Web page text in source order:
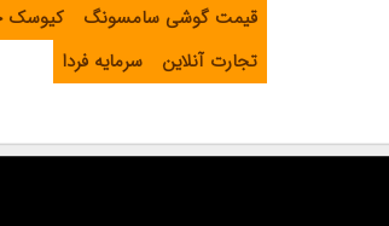
قیمت گوشی سامسونگ
کیوسک
تجارت آنلاین
سرمایه فردا